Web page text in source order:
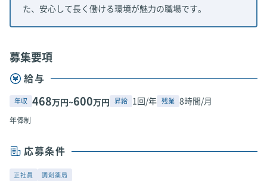
た、安心して長く働ける環境が魅力の職場です。
募集要項
給与
年収 468万円~600万円 昇給 1回/年 残業 8時間/月
年俸制
応募条件
正社員 調剤薬局